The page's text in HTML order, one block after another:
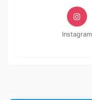
Instagram